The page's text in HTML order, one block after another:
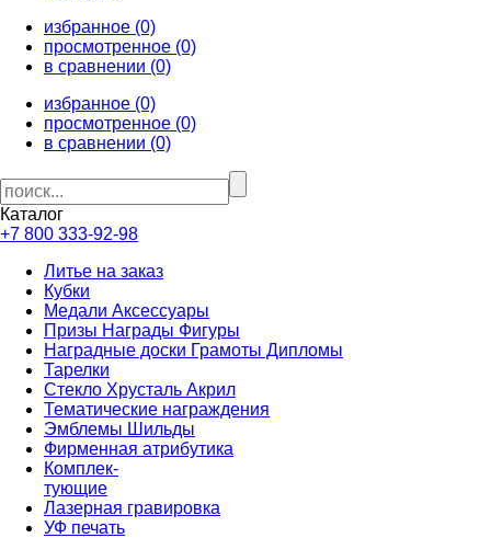
избранное (0)
просмотренное (0)
в сравнении (0)
избранное (0)
просмотренное (0)
в сравнении (0)
Каталог
+7 800 333-92-98
Литье на заказ
Кубки
Медали Аксессуары
Призы Награды Фигуры
Наградные доски Грамоты Дипломы
Тарелки
Стекло Хрусталь Акрил
Тематические награждения
Эмблемы Шильды
Фирменная атрибутика
Комплек-
тующие
Лазерная гравировка
УФ печать